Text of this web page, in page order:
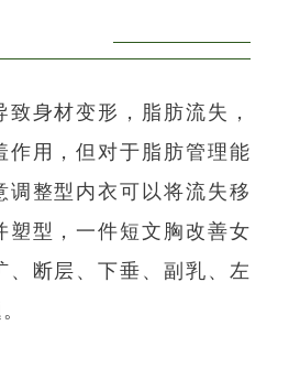
身材变形，脂肪流失，
作用，但对于脂肪管理能
调整型内衣可以将流失移
塑型，一件短文胸改善女
、断层、下垂、副乳、左